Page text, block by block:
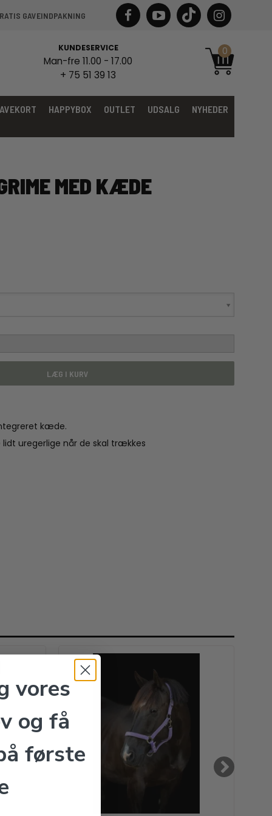
GAVEINDPAKNING
KUNDESERVICE
Man-fre 11.00 - 17.00
+ 75 51 39 13
0
HAPPYBOX OUTLET UDSALG NYHEDER
MED KÆDE
LÆG I KURV
kæde.
uregerlige når de skal trækkes
vores
og få
første